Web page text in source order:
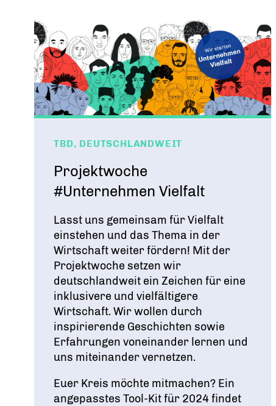
TBD, DEUTSCHLANDWEIT
Projektwoche
#Unternehmen Vielfalt
Lasst uns gemeinsam für Vielfalt
einstehen und das Thema in der
Wirtschaft weiter fördern! Mit der
Projektwoche setzen wir
deutschlandweit ein Zeichen für eine
inklusivere und vielfältigere
Wirtschaft. Wir wollen durch
inspirierende Geschichten sowie
Erfahrungen voneinander lernen und
uns miteinander vernetzen.
Euer Kreis möchte mitmachen? Ein
angepasstes Tool-Kit für 2024 findet